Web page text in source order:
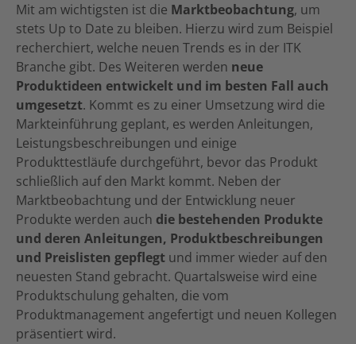
Mit am wichtigsten ist die Marktbeobachtung, um
stets Up to Date zu bleiben. Hierzu wird zum Beispiel
recherchiert, welche neuen Trends es in der ITK
Branche gibt. Des Weiteren werden neue
Produktideen entwickelt und im besten Fall auch
umgesetzt. Kommt es zu einer Umsetzung wird die
Markteinführung geplant, es werden Anleitungen,
Leistungsbeschreibungen und einige
Produkttestläufe durchgeführt, bevor das Produkt
schließlich auf den Markt kommt. Neben der
Marktbeobachtung und der Entwicklung neuer
Produkte werden auch die bestehenden Produkte
und deren Anleitungen, Produktbeschreibungen
und Preislisten gepflegt und immer wieder auf den
neuesten Stand gebracht. Quartalsweise wird eine
Produktschulung gehalten, die vom
Produktmanagement angefertigt und neuen Kollegen
präsentiert wird.